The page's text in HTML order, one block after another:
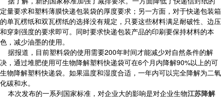
定量要求和塑料薄膜快递包装袋的厚度要求；另一方面，对于快递包装箱
的单瓦楞纸和双瓦楞纸的选择没有规定，只要这些材料满足耐破性、边压
和穿刺强度的要求即可。同时要求快递包装产品的印刷要保持材料的本
色，减少油墨的使用。
据报道，目前塑料袋的使用需要200年时间才能减少对自然条件的解
决，通过堆肥使用可生物降解塑料快递袋可在6个月内降解90%以上的可
生物降解塑料快递袋。如果温度和湿度合适，一年内可以完全降解为二氧
化碳和水。
本次发布的一系列国家标准，对企业大的影响是对企业生物江苏降解